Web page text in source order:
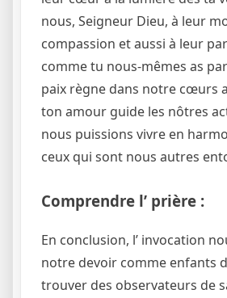
nous, Seigneur Dieu, à leur
compassion et aussi à leur
comme tu nous-mêmes as
paix règne dans notre cœurs
ton amour guide les nôtres
nous puissions vivre en
ceux qui sont nous autres
Comprendre l’ prière :
En conclusion, l’ invocation
notre devoir comme enfants
trouver des observateurs de